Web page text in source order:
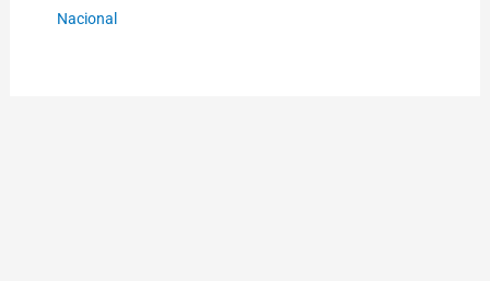
Nacional